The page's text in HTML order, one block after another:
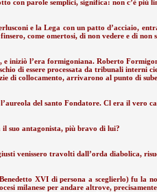
con parole semplici, significa: non c’è
e la Lega con un patto d’acciaio,
come omertosi, di non vedere e di
iniziò l’era formigoniana. Roberto
di essere processata da tribunali
di collocamento, arrivarono al punto di
del santo Fondatore. Cl era il vero
il suo antagonista, più bravo di lui?
venissero travolti dall’orda diabolica,
XVI di persona a sceglierlo) fu
milanese per andare altrove,